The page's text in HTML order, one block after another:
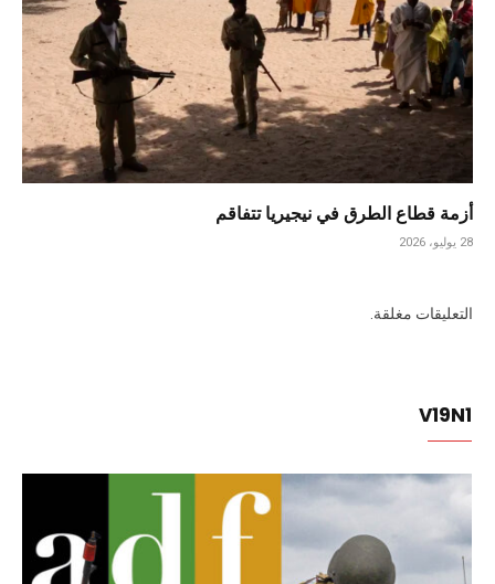
أزمة قطاع الطرق في نيجيريا تتفاقم
28 يوليو، 2026
التعليقات مغلقة.
V19N1